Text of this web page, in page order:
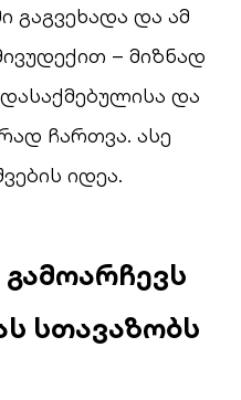
გაგვეხადა და ამ
– მიზნად
და
ჩართვა. ასე
იდეა.
გამოარჩევს
სთავაზობს